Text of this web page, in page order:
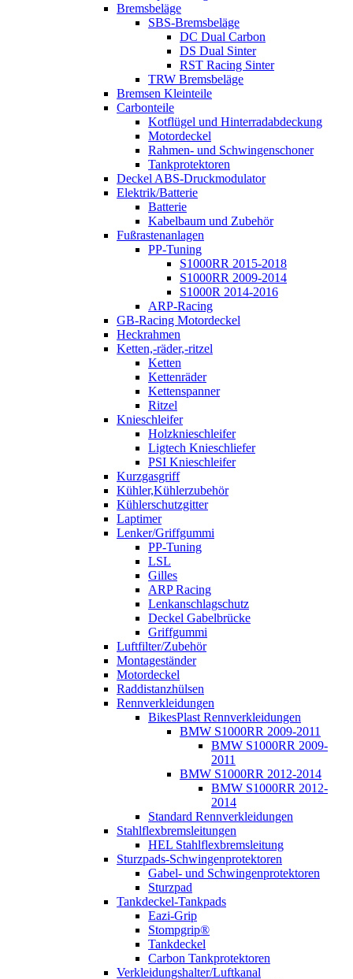
Bremsbeläge
SBS-Bremsbeläge
DC Dual Carbon
DS Dual Sinter
RST Racing Sinter
TRW Bremsbeläge
Bremsen Kleinteile
Carbonteile
Kotflügel und Hinterradabdeckung
Motordeckel
Rahmen- und Schwingenschoner
Tankprotektoren
Deckel ABS-Druckmodulator
Elektrik/Batterie
Batterie
Kabelbaum und Zubehör
Fußrastenanlagen
PP-Tuning
S1000RR 2015-2018
S1000RR 2009-2014
S1000R 2014-2016
ARP-Racing
GB-Racing Motordeckel
Heckrahmen
Ketten,-räder,-ritzel
Ketten
Kettenräder
Kettenspanner
Ritzel
Knieschleifer
Holzknieschleifer
Ligtech Knieschliefer
PSI Knieschleifer
Kurzgasgriff
Kühler,Kühlerzubehör
Kühlerschutzgitter
Laptimer
Lenker/Griffgummi
PP-Tuning
LSL
Gilles
ARP Racing
Lenkanschlagschutz
Deckel Gabelbrücke
Griffgummi
Luftfilter/Zubehör
Montageständer
Motordeckel
Raddistanzhülsen
Rennverkleidungen
BikesPlast Rennverkleidungen
BMW S1000RR 2009-2011
BMW S1000RR 2009-
2011
BMW S1000RR 2012-2014
BMW S1000RR 2012-
2014
Standard Rennverkleidungen
Stahlflexbremsleitungen
HEL Stahlflexbremsleitung
Sturzpads-Schwingenprotektoren
Gabel- und Schwingenprotektoren
Sturzpad
Tankdeckel-Tankpads
Eazi-Grip
Stompgrip®
Tankdeckel
Carbon Tankprotektoren
Verkleidungshalter/Luftkanal